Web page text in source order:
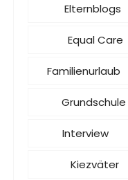
Elternblogs
Equal Care
Familienurlaub
Grundschule
Interview
Kiezväter